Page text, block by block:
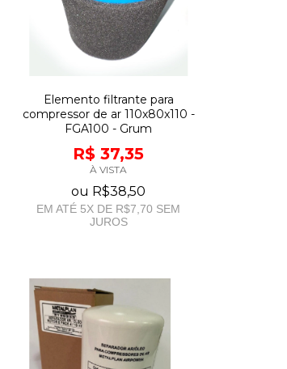
Elemento filtrante para
compressor de ar 110x80x110 -
FGA100 - Grum
R$ 37,35
À VISTA
ou R$38,50
EM ATÉ 5X DE R$7,70 SEM
JUROS